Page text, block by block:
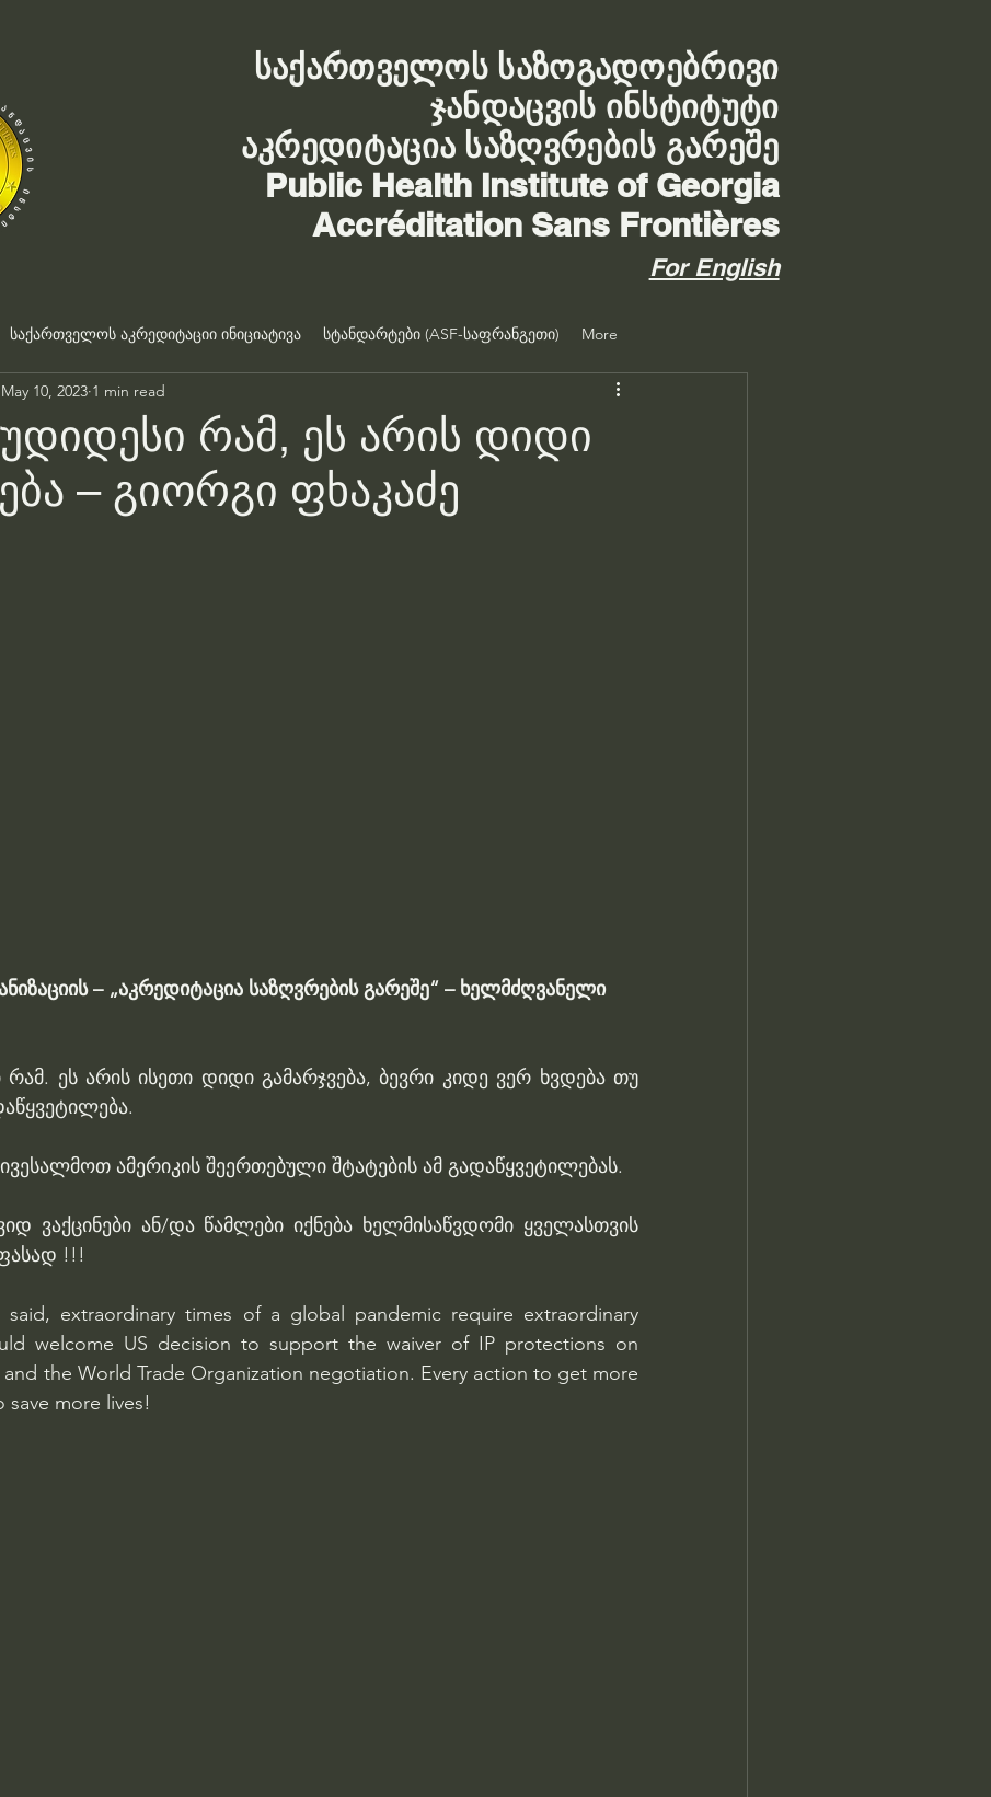
საქართველოს საზოგადოებრივი
ჯანდაცვის ინსტიტუტი
აკრედიტაცია საზღვრების გარეშე
Public Health Institute of Georgia
Accréditation Sans Frontières
For English
საქართველოს აკრედიტაციი ინიციატივა სტანდარტები (ASF-საფრანგეთი) More
რამ, ეს არის დიდი
– გიორგი ფხაკაძე
May 10, 2023 1 min read
– „აკრედიტაცია საზღვრების გარეშე“ – ხელმძღვანელი
რამ. ეს არის ისეთი დიდი გამარჯვება, ბევრი კიდე ვერ ხვდება თუ
ამერიკის შეერთებული შტატების ამ გადაწყვეტილებას.
ვაქცინები ან/და წამლები იქნება ხელმისაწვდომი ყველასთვის
!!!
said, extraordinary times of a global pandemic require extraordinary
and the World Trade Organization negotiation. Every action to get more
save more lives!